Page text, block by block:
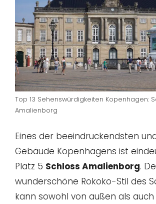
Top 13 Sehenswürdigkeiten Kopenhagen:
Amalienborg
Eines der beeindruckendsten
Gebäude Kopenhagens ist
Platz 5 Schloss Amalienborg.
wunderschöne Rokoko-Stil des
kann sowohl von außen als